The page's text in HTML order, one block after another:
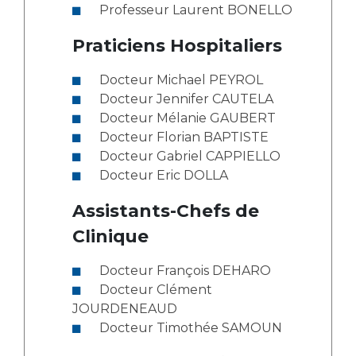
Salon des familles
Vos droits, vos devoirs
Handicap
Handi 13
Pôle Médecine Physique et Réadaptation
Charte Romain Jacob
Mouvement Parcours Handicap 13
Activité physique
Les structures de recherche
Plateforme des internes
Professionnels de santé
Adresser un patient
Réseaux de soins
Adresser un examen au Laboratoire de Biologie
Médicale
Radiologie / Imagerie
Cancérologie
Professeur Laurent BONELLO
Praticiens Hospitaliers
Docteur Michael PEYROL
Docteur Jennifer CAUTELA
Docteur Mélanie GAUBERT
Docteur Florian BAPTISTE
Docteur Gabriel CAPPIELLO
Docteur Eric DOLLA
Assistants-Chefs de
Clinique
Docteur François DEHARO
Docteur Clément
JOURDENEAUD
Docteur Timothée SAMOUN